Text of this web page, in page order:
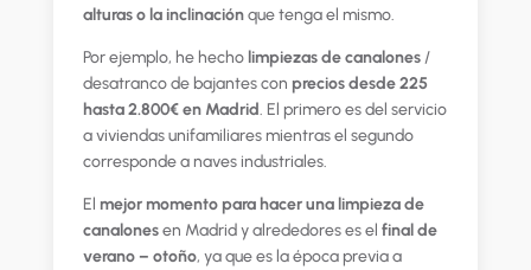
alturas o la inclinaciónque tenga el mismo.
Por ejemplo, he hecho limpiezas de canalones/
desatranco de bajantes con precios desde 225
hasta 2.800€ en Madrid. El primero es del servicio
a viviendas unifamiliares mientras el segundo
corresponde a naves industriales.
El mejor momento para hacer una limpieza de
canalonesen Madrid y alrededores es el final de
verano – otoño, ya que es la época previa a